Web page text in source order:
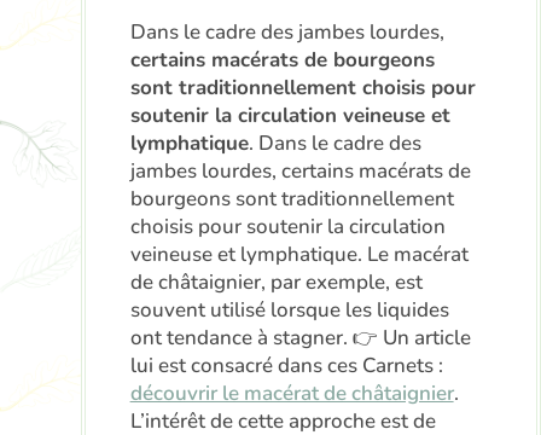
Dans le cadre des jambes lourdes,
certains macérats de bourgeons
sont traditionnellement choisis pour
soutenir la circulation veineuse et
lymphatique. Dans le cadre des
jambes lourdes, certains macérats de
bourgeons sont traditionnellement
choisis pour soutenir la circulation
veineuse et lymphatique. Le macérat
de châtaignier, par exemple, est
souvent utilisé lorsque les liquides
ont tendance à stagner. 👉 Un article
lui est consacré dans ces Carnets :
découvrir le macérat de châtaignier.
L’intérêt de cette approche est de